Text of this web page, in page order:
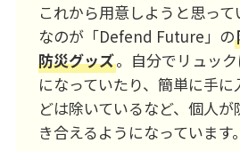
これから用意しようと思っ
なのが「Defend Future」の
防災グッズ。自分でリュッ
になっていたり、簡単に手
どは除いているなど、個人
き合えるようになっています。